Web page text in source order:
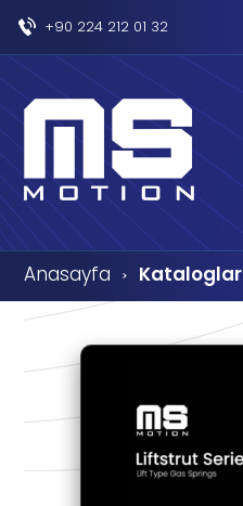
+90 224 212 01 32
Anasayfa › Kataloglar